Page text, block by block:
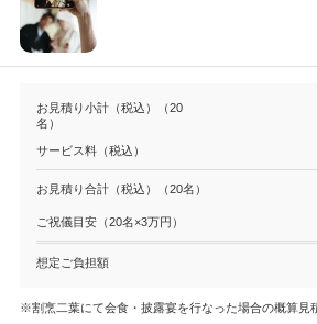
お見積り小計（税込）（20
名）
サービス料（税込）
お見積り合計（税込）（20名）
ご祝儀目安（20名×3万円）
想定ご負担額
※割烹二葉にて会食・披露宴を行なった場合の概算見